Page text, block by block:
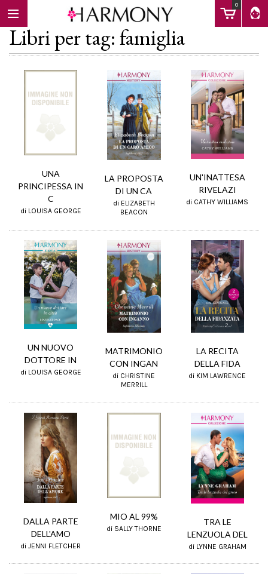
0
Libri per tag: famiglia
UNA
PRINCIPESSA IN
C
di LOUISA GEORGE
LA PROPOSTA
DI UN CA
di ELIZABETH
BEACON
UN'INATTESA
RIVELAZI
di CATHY WILLIAMS
UN NUOVO
DOTTORE IN
di LOUISA GEORGE
MATRIMONIO
CON INGAN
di CHRISTINE
MERRILL
LA RECITA
DELLA FIDA
di KIM LAWRENCE
DALLA PARTE
DELL'AMO
di JENNI FLETCHER
MIO AL 99%
di SALLY THORNE
TRA LE
LENZUOLA DEL
di LYNNE GRAHAM